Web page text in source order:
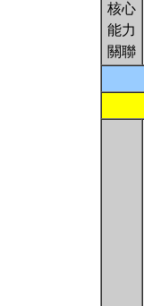
核心
能力
關聯